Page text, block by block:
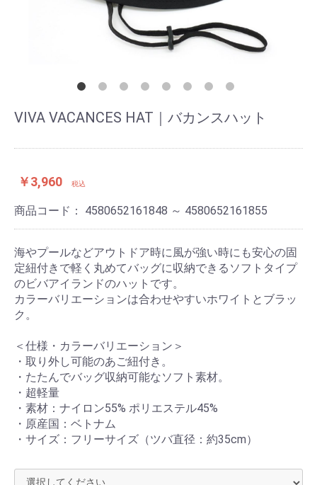
VIVA VACANCES HAT｜バカンスハット
￥3,960 税込
商品コード： 4580652161848 ～ 4580652161855
海やプールなどアウトドア時に風が強い時にも安心の固
定紐付きで軽く丸めてバッグに収納できるソフトタイプ
のビバアイランドのハットです。
カラーバリエーションは合わせやすいホワイトとブラッ
ク。
＜仕様・カラーバリエーション＞
・取り外し可能のあご紐付き。
・たたんでバッグ収納可能なソフト素材。
・超軽量
・素材：ナイロン55% ポリエステル45%
・原産国：ベトナム
・サイズ：フリーサイズ（ツバ直径：約35cm）
お買い物を続ける カートへ進む